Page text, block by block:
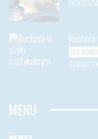
DLA DOMU
MENU